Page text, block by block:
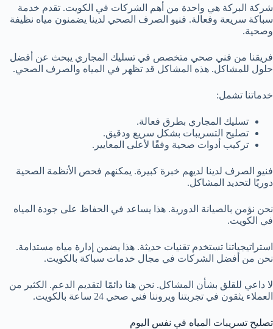
شركة البركة هي واحدة من أهم الشركات في الكويت. تقدم خدمة
سباكة سريعة وفعالة. فنيو الصرف الصحي لدينا يضمنون مياه نظيفة
وصحية.
فريقنا من فني صحي متخصص في تسليك المجاري يبحث عن أفضل
حلول للمشاكل. هذه المشاكل قد تظهر في المياه والصرف الصحي.
خدماتنا تشمل:
تسليك المجاري بطرق فعالة.
تصليح التسريبات بشكل سريع ودقيق.
تركيب أدوات صحية وفقًا لأعلى المعايير.
فنيو الصرف لدينا لديهم خبرة كبيرة. يمكنهم فحص الأنظمة الصحية
دوريًا لتحديد المشاكل.
نحن نؤمن بالصيانة الدورية. هذا يساعد في الحفاظ على جودة المياه
في الكويت.
استراتيجياتنا تستخدم تقنيات حديثة. هذا يضمن إدارة مياه مستدامة.
نحن من أفضل الشركات في مجال خدمات سباكة بالكويت.
لا داعي للقلق بشأن المشاكل. نحن هنا دائمًا لتقديم الدعم. الكثير من
العملاء يثقون في تجربتنا ويروننا فني صحي 24 ساعة بالكويت.
تصليح تسريبات المياه في نفس اليوم